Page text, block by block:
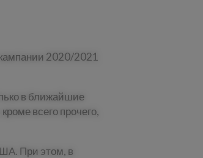
2020/2021
в ближайшие
всего прочего,
При этом, в